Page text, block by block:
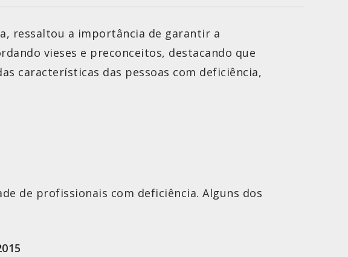
ressaltou a importância de garantir a
vieses e preconceitos, destacando que
características das pessoas com deficiência,
de profissionais com deficiência. Alguns dos